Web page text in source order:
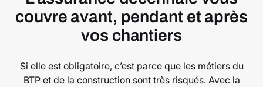
couvre avant, pendant et après
vos chantiers
Si elle est obligatoire, c’est parce que les métiers du
BTP et de la construction sont très risqués. Avec la